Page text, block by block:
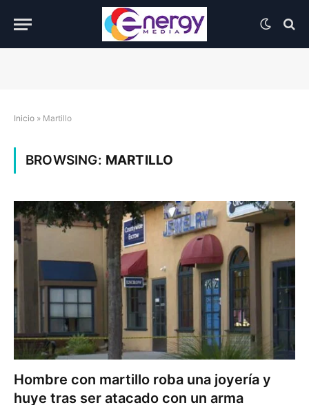
Inicio » Martillo
BROWSING: MARTILLO
Hombre con martillo roba una joyería y
huye tras ser atacado con un arma